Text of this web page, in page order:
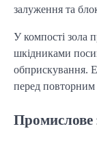
залуження та
У компості зола
шкідниками
обприскування.
перед повторним
Промислове